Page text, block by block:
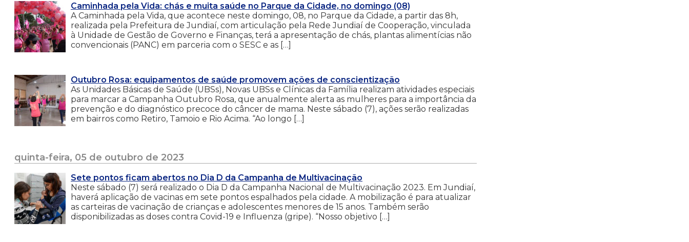
Caminhada pela Vida: chás e muita saúde no Parque da Cidade, no domingo (08)
A Caminhada pela Vida, que acontece neste domingo, 08, no Parque da Cidade, a partir das 8h,
realizada pela Prefeitura de Jundiaí, com articulação pela Rede Jundiaí de Cooperação, vinculada
à Unidade de Gestão de Governo e Finanças, terá a apresentação de chás, plantas alimentícias não
convencionais (PANC) em parceria com o SESC e as […]
Outubro Rosa: equipamentos de saúde promovem ações de conscientização
As Unidades Básicas de Saúde (UBSs), Novas UBSs e Clínicas da Família realizam atividades especiais
para marcar a Campanha Outubro Rosa, que anualmente alerta as mulheres para a importância da
prevenção e do diagnóstico precoce do câncer de mama. Neste sábado (7), ações serão realizadas
em bairros como Retiro, Tamoio e Rio Acima. “Ao longo […]
quinta-feira, 05 de outubro de 2023
Sete pontos ficam abertos no Dia D da Campanha de Multivacinação
Neste sábado (7) será realizado o Dia D da Campanha Nacional de Multivacinação 2023. Em Jundiaí,
haverá aplicação de vacinas em sete pontos espalhados pela cidade. A mobilização é para atualizar
as carteiras de vacinação de crianças e adolescentes menores de 15 anos. Também serão
disponibilizadas as doses contra Covid-19 e Influenza (gripe). “Nosso objetivo […]